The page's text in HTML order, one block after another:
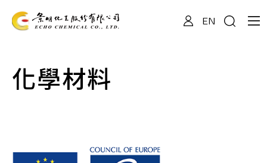
EN
化學材料
關於我們
產品資訊